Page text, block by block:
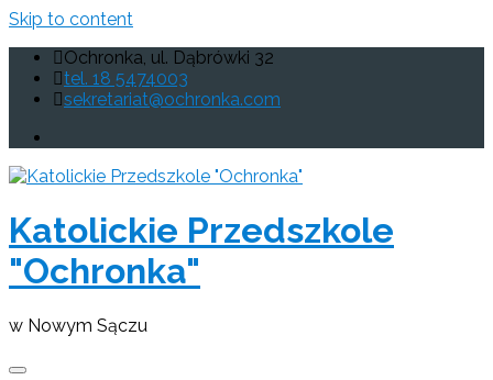
Skip to content
Ochronka, ul. Dąbrówki 32
tel. 18 5474003
sekretariat@ochronka.com
Katolickie Przedszkole
"Ochronka"
w Nowym Sączu